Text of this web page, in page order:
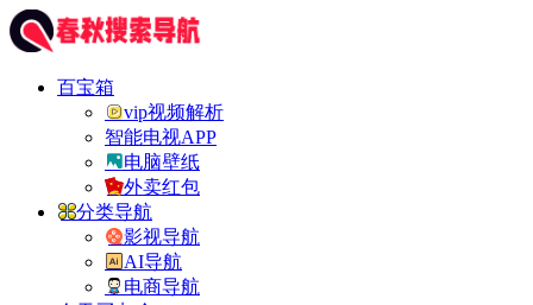
百宝箱
vip视频解析
智能电视APP
电脑壁纸
外卖红包
分类导航
影视导航
AI导航
电商导航